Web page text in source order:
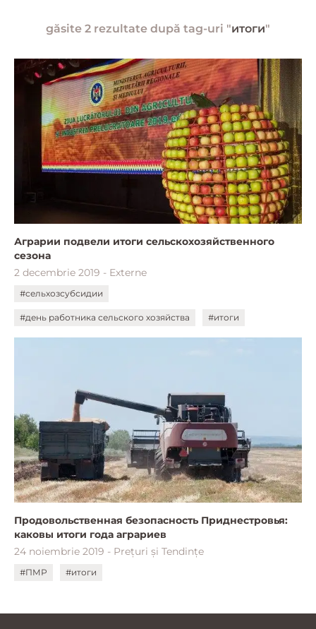
găsite 2 rezultate după tag-uri "итоги"
Аграрии подвели итоги сельскохозяйственного
сезона
2 decembrie 2019 - Externe
#сельхозсубсидии
#день работника сельского хозяйства #итоги
Продовольственная безопасность Приднестровья:
каковы итоги года аграриев
24 noiembrie 2019 - Prețuri și Tendințe
#ПМР #итоги